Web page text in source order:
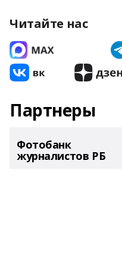
Читайте нас
Партнеры
Фотобанк
журналистов РБ